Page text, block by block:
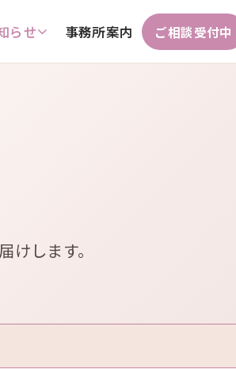
らせ 事務所案内 ご相談受付中
します。